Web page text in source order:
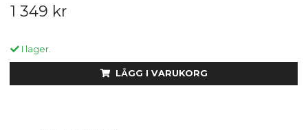
1 349 kr
I lager.
LÄGG I VARUKORG